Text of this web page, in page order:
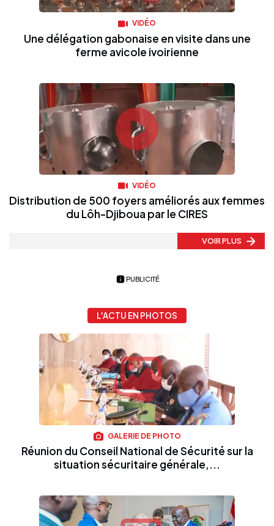
VIDÉO
Une délégation gabonaise en visite dans une
ferme avicole ivoirienne
VIDÉO
Distribution de 500 foyers améliorés aux femmes
du Lôh-Djiboua par le CIRES
VOIR PLUS
PUBLICITÉ
L'ACTU EN PHOTOS
GALERIE DE PHOTO
Réunion du Conseil National de Sécurité sur la
situation sécuritaire générale,...